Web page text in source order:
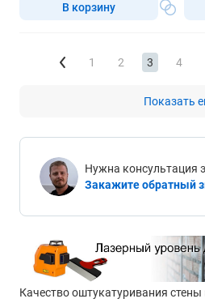
В корзину
1 2 3 4
Показать
Нужна консультация
Закажите обратный
Качество оштукатуривания